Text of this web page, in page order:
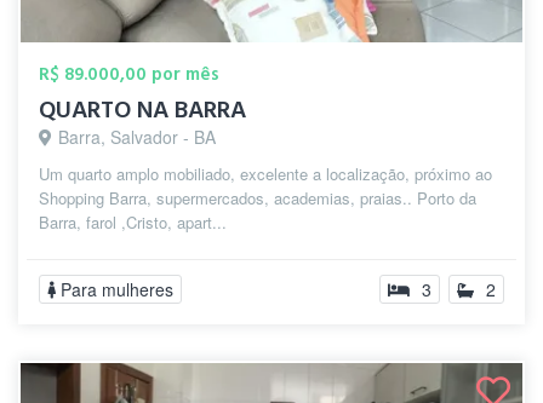
R$ 89.000,00 por mês
QUARTO NA BARRA
Barra, Salvador - BA
Um quarto amplo mobiliado, excelente a localização, próximo ao
Shopping Barra, supermercados, academias, praias.. Porto da
Barra, farol ,Cristo, apart...
Para mulheres 3 2